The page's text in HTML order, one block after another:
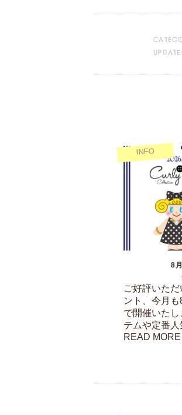
UPDATE:
INFO
8
ご好評いた
ント、今月
で開催いた
テムや定番人
READ MORE